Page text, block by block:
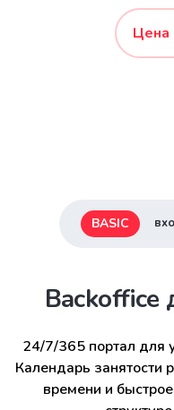
Цена
BASIC
Backoffice
24/7/365 портал для
Календарь занятости
времени и